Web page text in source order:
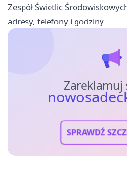
Zespół Świetlic
adresy, telefony i godziny
Zareklamuj
SPRAWDŹ